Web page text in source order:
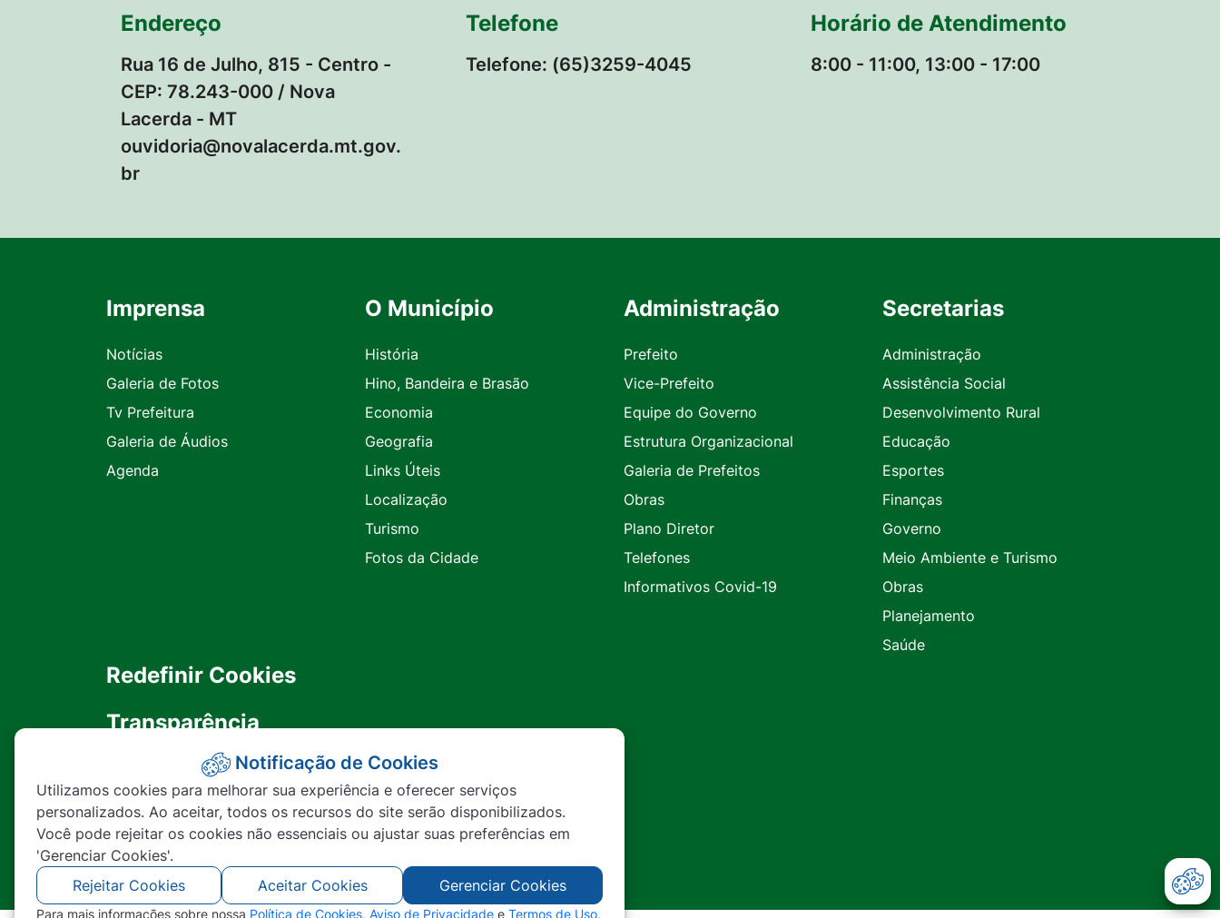
Endereço
Rua 16 de Julho, 815 - Centro -
CEP: 78.243-000 / Nova
Lacerda - MT
ouvidoria@novalacerda.mt.gov.
br
Telefone
Telefone: (65)3259-4045
Horário de Atendimento
8:00 - 11:00, 13:00 - 17:00
Seção do Rodapé e Contato
Imprensa
Notícias
Galeria de Fotos
Tv Prefeitura
Galeria de Áudios
Agenda
O Município
História
Hino, Bandeira e Brasão
Economia
Geografia
Links Úteis
Localização
Turismo
Fotos da Cidade
Administração
Prefeito
Vice-Prefeito
Equipe do Governo
Estrutura Organizacional
Galeria de Prefeitos
Obras
Plano Diretor
Telefones
Informativos Covid-19
Secretarias
Administração
Assistência Social
Desenvolvimento Rural
Educação
Esportes
Finanças
Governo
Meio Ambiente e Turismo
Obras
Planejamento
Saúde
Redefinir Cookies
Transparência
Ouvidoria
SIC
Notificação de Cookies
Utilizamos cookies para melhorar sua experiência e oferecer serviços
personalizados. Ao aceitar, todos os recursos do site serão disponibilizados.
Você pode rejeitar os cookies não essenciais ou ajustar suas preferências em
'Gerenciar Cookies'.
Rejeitar Cookies
Aceitar Cookies Gerenciar Cookies
Para mais informações sobre nossa Política de Cookies, Aviso de Privacidade e Termos de Uso,